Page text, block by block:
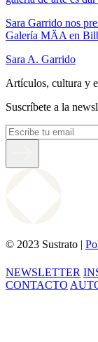
Sara Garrido nos
Galería MÄA en
Sara A. Garrido
Artículos, cultura y
Suscríbete a la
© 2023 Sustrato |
NEWSLETTER
CONTACTO